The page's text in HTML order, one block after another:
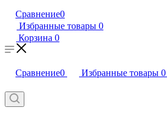
Сравнение0
Избранные товары 0
Корзина 0
Сравнение0 Избранные товары 0